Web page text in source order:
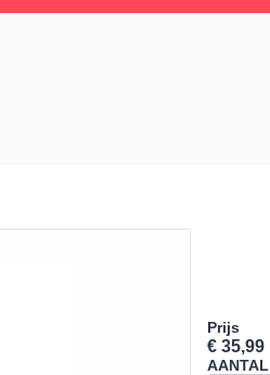
Prijs
€ 35,99
AANTAL